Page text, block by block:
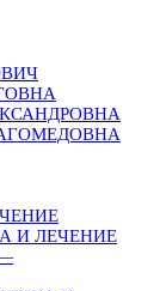
И ЛЕЧЕНИЕ